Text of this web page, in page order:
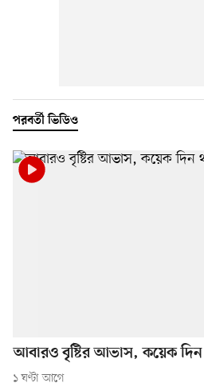
পরবর্তী ভিডিও
আবারও বৃষ্টির আভাস, কয়েক দিন
১ ঘণ্টা আগে